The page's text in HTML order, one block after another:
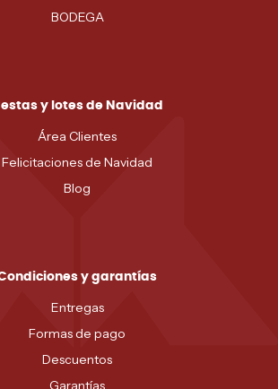
BODEGA
y lotes de Navidad
Área Clientes
Felicitaciones de Navidad
Blog
y garantías
Entregas
Formas de pago
Descuentos
Garantías